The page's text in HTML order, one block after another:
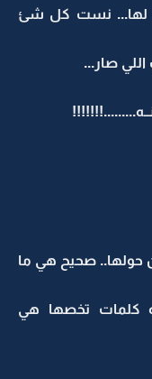
لها... نست كل شئ
صار...
حولها.. صحيح هي ما
كلمات تخصها هي